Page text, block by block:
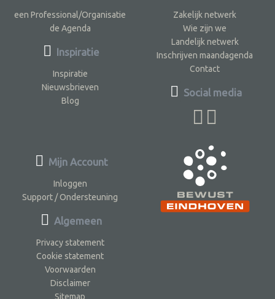
een Professional/Organisatie
de Agenda
Inspiratie
Inspiratie
Nieuwsbrieven
Blog
Zakelijk netwerk
Wie zijn we
Landelijk netwerk
Inschrijven maandagenda
Contact
Social media
Mijn Account
Inloggen
Support / Ondersteuning
Algemeen
Privacy statement
Cookie statement
Voorwaarden
Disclaimer
Sitemap